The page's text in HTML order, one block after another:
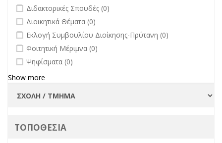
undefined
Διδακτορικές Σπουδές (0)
undefined
Διοικητικά Θέματα (0)
undefined
Εκλογή Συμβουλίου Διοίκησης-Πρύτανη (0)
undefined
Φοιτητική Μέριμνα (0)
undefined
Ψηφίσματα (0)
Show more
ΤΟΠΟΘΕΣΙΑ